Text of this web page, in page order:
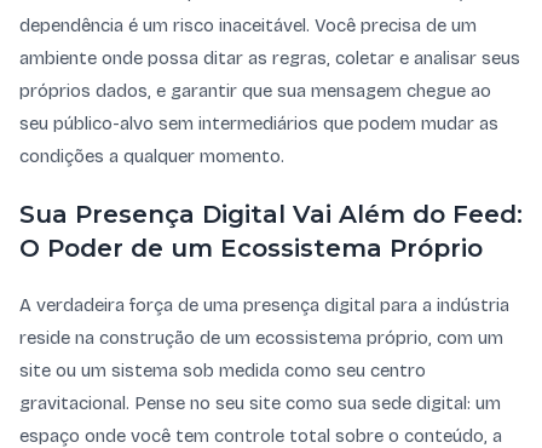
dependência é um risco inaceitável. Você precisa de um
ambiente onde possa ditar as regras, coletar e analisar seus
próprios dados, e garantir que sua mensagem chegue ao
seu público-alvo sem intermediários que podem mudar as
condições a qualquer momento.
Sua Presença Digital Vai Além do Feed:
O Poder de um Ecossistema Próprio
A verdadeira força de uma presença digital para a indústria
reside na construção de um ecossistema próprio, com um
site ou um sistema sob medida como seu centro
gravitacional. Pense no seu site como sua sede digital: um
espaço onde você tem controle total sobre o conteúdo, a